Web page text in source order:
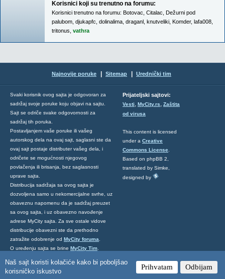
Naš sajt koristi kolačiće kako bi poboljšao
korisničko iskustvo
Prihvatam Odbijam
Korisnici koji su trenutno na forumu:
Korisnici trenutno na forumu: Botovac Citalac Dežurni pod
palubom djukapfc dolinalima draganl knutveliki Komder, lafa008
tritonus vathra
Najnovije poruke Sitemap Urednički tim
Svaki korisnik ovog sajta je odgovoran za
sadržaj svoje poruke koju objavi na sajtu.
Sajt se odriče svake odgovornosti za
sadržaj tih poruka.
Postavljanjem vaše poruke ili vašeg
autorskog dela na ovaj sajt, saglasni ste da
ovaj sajt postaje distributer vašeg dela, i
odričete se mogućnosti njegovog
povlačenja ili brisanja, bez saglasnosti
uprave sajta.
Distribucija sadržaja sa ovog sajta je
dozvoljena samo u nekomercijalne svrhe, uz
obaveznu napomenu da je sadržaj preuzet
sa ovog sajta, i uz obavezno navođenje
adrese MyCity sajta. Za sve ostale vidove
distribucije obavezni ste da prethodno
zatražite odobrenje od MyCity foruma
O uređenju sajta se brine MyCity Tim
ovde.
Prijateljski sajtovi:
Vesti, MyCity.rs, Zaštita
od virusa
This content is licensed
under a Creative
Commons License
Based on phpBB 2,
translated by Simke,
designed by